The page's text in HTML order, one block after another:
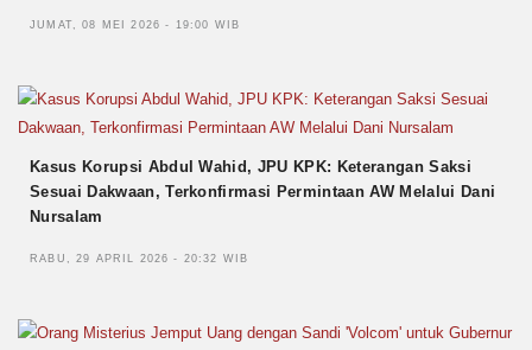
JUMAT, 08 MEI 2026 - 19:00 WIB
Kasus Korupsi Abdul Wahid, JPU KPK: Keterangan Saksi
Sesuai Dakwaan, Terkonfirmasi Permintaan AW Melalui Dani
Nursalam
RABU, 29 APRIL 2026 - 20:32 WIB